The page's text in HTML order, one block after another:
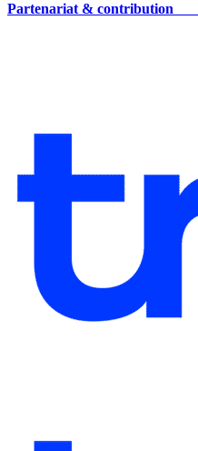
Partenariat & contribution